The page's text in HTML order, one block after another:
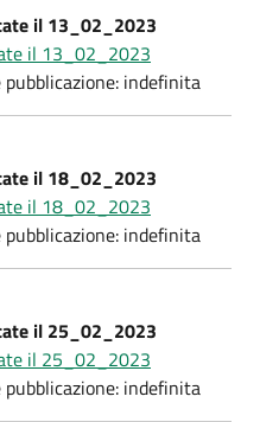
il 13_02_2023
il 13_02_2023
indefinita
il 18_02_2023
il 18_02_2023
indefinita
il 25_02_2023
il 25_02_2023
indefinita